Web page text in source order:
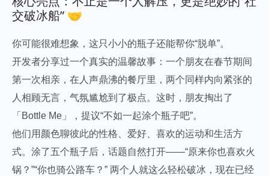
交破冰船” 🤝
你可能很难想象，这只小小的瓶子还能帮你“脱单”。
开发者分享过一个真实的温馨故事：一个朋友在春节期间
第一次相亲，在人声鼎沸的餐厅里，两个同样内向紧张的
人相顾无言，气氛尴尬到了极点。这时，朋友掏出了
「Bottle Me」，提议“不如一起涂个瓶子吧”。
他们用颜色聊彼此的性格、爱好、喜欢的运动和生活方
式。涂了五个瓶子后，话题自然打开——“原来你也喜欢火
锅？”“你也骑公路车？” 两个人就这么轻松破冰，现在已经